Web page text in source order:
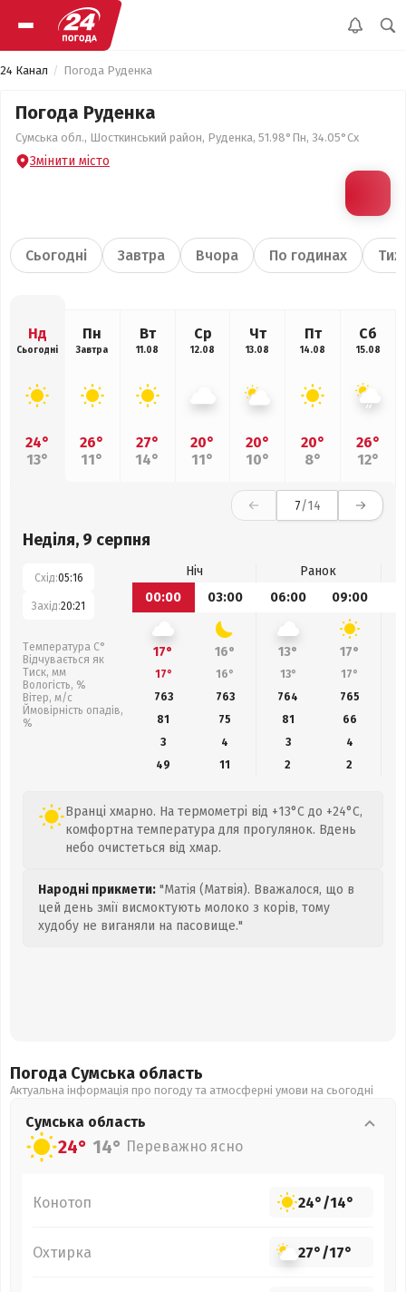
24 Канал Погода Руденка
Погода Руденка
Сумська обл., Шосткинський район, Руденка, 51.98°Пн, 34.05°Сх
Змінити місто
Сьогодні Завтра Вчора По годинах
Нд
Сьогодні
24°
13°
Пн
Завтра
26°
11°
Вт
11.08
27°
14°
Ср
12.08
20°
11°
Чт
13.08
20°
10°
Пт
14.08
20°
8°
Сб
15.08
26°
12°
7/14
Неділя, 9 серпня
Схід:05:16
Захід:20:21
Температура С°
Відчувається як
Тиск, мм
Вологість, %
Вітер, м/с
Ймовірність опадів,
%
Ніч
Ранок
00:00
03:00 06:00 09:00
17° 16° 13° 17°
17° 16° 13° 17°
763
763 764 765
81
75 81
66
3
4 3
4
49
11 2 2
Вранці хмарно. На термометрі від +13°C до +24°C,
комфортна температура для прогулянок. Вдень
небо очистеться від хмар.
Народні прикмети: "Матія (Матвія). Вважалося, що в
цей день змії висмоктують молоко з корів, тому
худобу не виганяли на пасовище."
Погода Сумська область
Актуальна інформація про погоду та атмосферні умови на сьогодні
Сумська область
24° 14° Переважно ясно
Конотоп 24°/14°
Охтирка 27°/17°